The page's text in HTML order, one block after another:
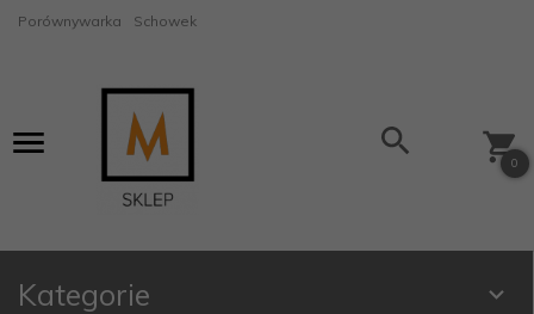
Porównywarka Schowek
0
Kategorie